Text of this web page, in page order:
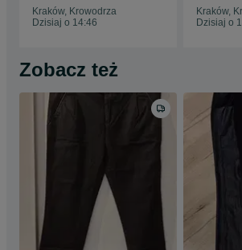
Kraków, Krowodrza
Dzisiaj o 14:46
Kraków,
Dzisiaj o
Zobacz też